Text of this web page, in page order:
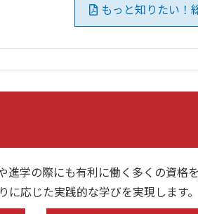
もっと知りたい！
学の際にも有利に働く多くの資
応じた実践的な学びを実現します。